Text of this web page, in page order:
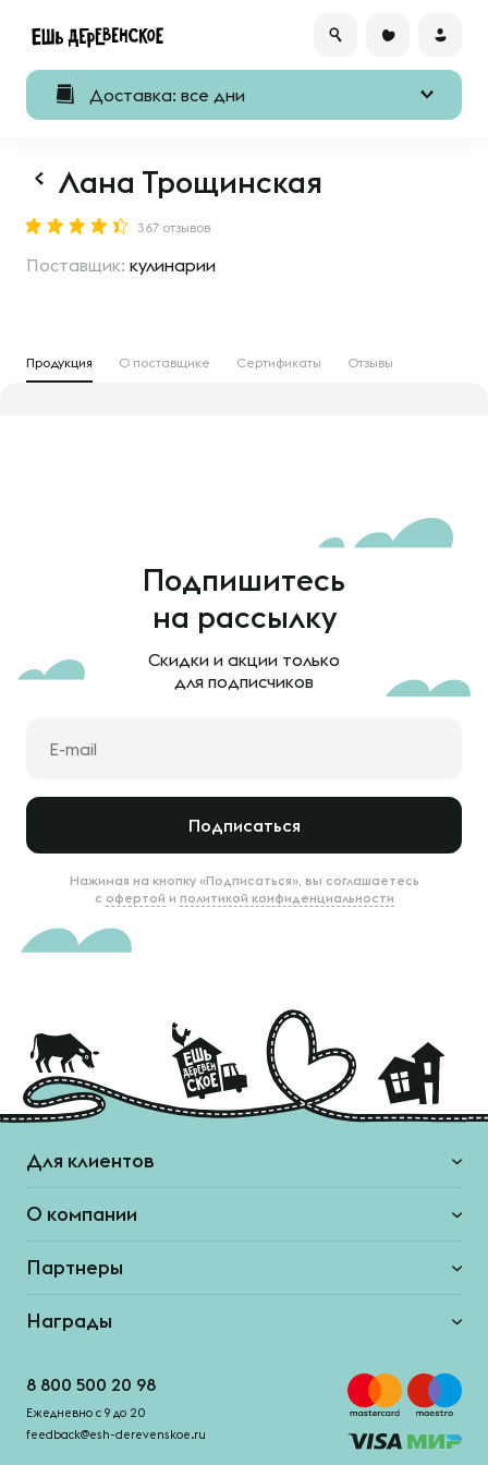
Доставка: все дни
Лана Трощинская
367 отзывов
Поставщик: кулинарии
Продукция О поставщике Сертификаты Отзывы
Подпишитесь
на рассылку
Скидки и акции только
для подписчиков
Подписаться
Нажимая на кнопку «Подписаться», вы соглашаетесь
с офертой и политикой конфиденциальности
Для клиентов
О компании
Партнеры
Награды
8 800 500 20 98
Ежедневно с 9 до 20
feedback@esh-derevenskoe.ru